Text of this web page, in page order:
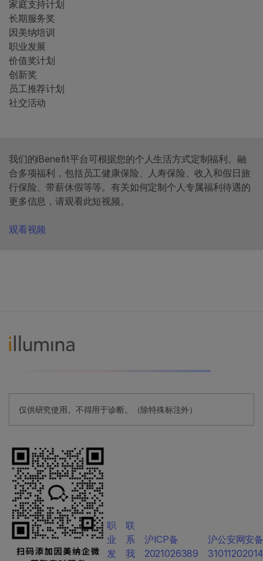
家庭支持计划
长期服务奖
因美纳培训
职业发展
价值奖计划
创新奖
员工推荐计划
社交活动
我们的iBenefit平台可根据您的个人生活方式定制福利。融
合多项福利，包括员工健康保险、人寿保险、收入和假日旅
行保险、带薪休假等等。有关如何定制个人专属福利待遇的
更多信息，请观看此短视频。
观看视频
仅供研究使用。不得用于诊断。（除特殊标注外）
职
业
发
联
系
我
沪ICP备
2021026389
沪公安网安